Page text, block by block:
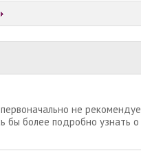
не
бы более подробно узнать